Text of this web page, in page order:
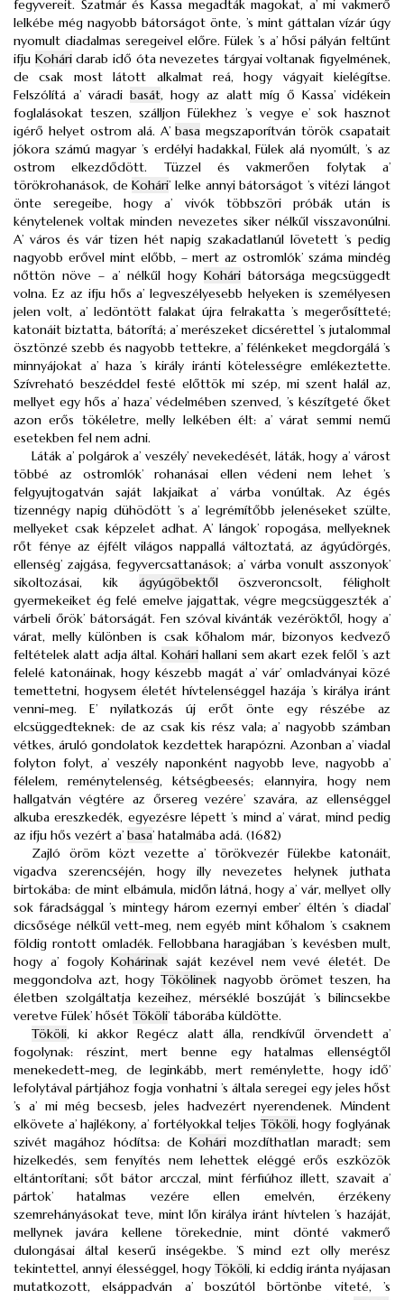
fegyvereit. Szatmár és Kassa megadták magokat, a’ mi vakmerő
lelkébe még nagyobb bátorságot önte, ’s mint gáttalan vízár úgy
nyomult diadalmas seregeivel előre. Fülek ’s a’ hősi pályán feltűnt
ifju Koháridarab idő óta nevezetes tárgyai voltanak figyelmének,
de csak most látott alkalmat reá, hogy vágyait kielégítse.
Felszólítá a’ váradi basát, hogy az alatt míg ő Kassa’ vidékein
foglalásokat teszen, szálljon Fülekhez ’s vegye e’ sok hasznot
igérő helyet ostrom alá. A’basa megszaporítván török csapatait
jókora számú magyar ’s erdélyi hadakkal, Fülek alá nyomúlt, ’s az
ostrom elkezdődött. Tüzzel és vakmerően folytak a’
törökrohanások, deKohári’ lelke annyi bátorságot ’s vitézi lángot
önte seregeibe, hogy a’ vivók többszöri próbák után is
kénytelenek voltak minden nevezetes siker nélkűl visszavonúlni.
A’ város és vár tizen hét napig szakadatlanúl lövetett ’s pedig
nagyobb erővel mint előbb, – mert az ostromlók’ száma mindég
nőttön növe – a’ nélkűl hogy Kohári bátorsága megcsüggedt
volna. Ez az ifju hős a’ legveszélyesebb helyeken is személyesen
jelen volt, a’ ledöntött falakat újra felrakatta ’s megerősítteté;
katonáit biztatta, bátorítá; a’ merészeket dicsérettel ’s jutalommal
ösztönzé szebb és nagyobb tettekre, a’ félénkeket megdorgálá ’s
minnyájokat a’ haza ’s király iránti kötelességre emlékeztette.
Szívreható beszéddel festé előttök mi szép, mi szent halál az,
mellyet egy hős a’ haza’ védelmében szenved, ’s készítgeté őket
azon erős tökéletre, melly lelkében élt: a’ várat semmi nemű
esetekben fel nem adni.
Láták a’ polgárok a’ veszély’ nevekedését, láták, hogy a’ várost
többé az ostromlók’ rohanásai ellen védeni nem lehet ’s
felgyujtogatván saját lakjaikat a’ várba vonúltak. Az égés
tizennégy napig dühödött ’s a’ legrémítőbb jelenéseket szülte,
mellyeket csak képzelet adhat. A’ lángok’ ropogása, mellyeknek
rőt fénye az éjfélt világos nappallá változtatá, az ágyúdörgés,
ellenség’ zajgása, fegyvercsattanások; a’ várba vonult asszonyok’
sikoltozásai, kik ágyúgöbektőlöszveroncsolt, féligholt
gyermekeiket ég felé emelve jajgattak, végre megcsüggeszték a’
várbeli őrök’ bátorságát. Fen szóval kivánták vezéröktől, hogy a’
várat, melly különben is csak kőhalom már, bizonyos kedvező
feltételek alatt adja által. Kohárihallani sem akart ezek felől ’s azt
felelé katonáinak, hogy készebb magát a’ vár’ omladványai közé
temettetni, hogysem életét hívtelenséggel hazája ’s királya iránt
venni-meg. E’ nyilatkozás új erőt önte egy részébe az
elcsüggedteknek: de az csak kis rész vala; a’ nagyobb számban
vétkes, áruló gondolatok kezdettek harapózni. Azonban a’ viadal
folyton folyt, a’ veszély naponként nagyobb leve, nagyobb a’
félelem, reménytelenség, kétségbeesés; elannyira, hogy nem
hallgatván végtére az őrsereg vezére’ szavára, az ellenséggel
alkuba ereszkedék, egyezésre lépett ’s mind a’ várat, mind pedig
az ifju hős vezért a’ basa’ hatalmába adá. (1682)
Zajló öröm közt vezette a’ törökvezér Fülekbe katonáit,
vigadva szerencséjén, hogy illy nevezetes helynek juthata
birtokába: de mint elbámula, midőn látná, hogy a’ vár, mellyet olly
sok fáradsággal ’s mintegy három ezernyi ember’ éltén ’s diadal’
dicsősége nélkűl vett-meg, nem egyéb mint kőhalom ’s csaknem
földig rontott omladék. Fellobbana haragjában ’s kevésben mult,
hogy a’ fogolyKohárinak saját kezével nem vevé életét. De
meggondolva azt, hogyTökölinek nagyobb örömet teszen, ha
életben szolgáltatja kezeihez, mérséklé boszúját ’s bilincsekbe
veretve Fülek’ hősét Tököli’ táborába küldötte.
Tököli, ki akkor Regécz alatt álla, rendkívűl örvendett a’
fogolynak: részint, mert benne egy hatalmas ellenségtől
menekedett-meg, de leginkább, mert reménylette, hogy idő’
lefolytával pártjához fogja vonhatni ’s általa seregei egy jeles hőst
’s a’ mi még becsesb, jeles hadvezért nyerendenek. Mindent
elkövete a’ hajlékony, a’ fortélyokkal teljes Tököli, hogy foglyának
szivét magához hódítsa: deKohári mozdíthatlan maradt; sem
hizelkedés, sem fenyítés nem lehettek eléggé erős eszközök
eltántorítani; sőt bátor arcczal, mint férfiúhoz illett, szavait a’
pártok’ hatalmas vezére ellen emelvén, érzékeny
szemrehányásokat teve, mint lőn királya iránt hívtelen ’s hazáját,
mellynek javára kellene törekednie, mint dönté vakmerő
dulongásai által keserű inségekbe. ’S mind ezt olly merész
tekintettel, annyi élességgel, hogy Tököli, ki eddig iránta nyájasan
mutatkozott, elsáppadván a’ boszútól börtönbe viteté, ’s